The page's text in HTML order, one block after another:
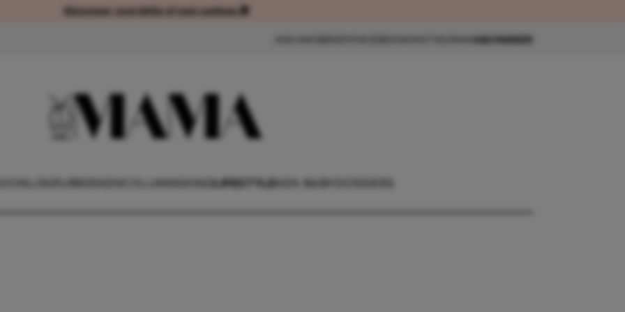
Abonneer voordelig of met cadeau 🎁Abonneer voordelig of met cadeau 🎁
ABONNEER